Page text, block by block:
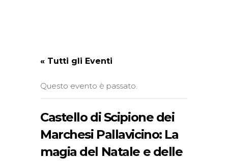
« Tutti gli Eventi
Questo evento è passato.
Castello di Scipione dei
Marchesi Pallavicino: La
magia del Natale e delle